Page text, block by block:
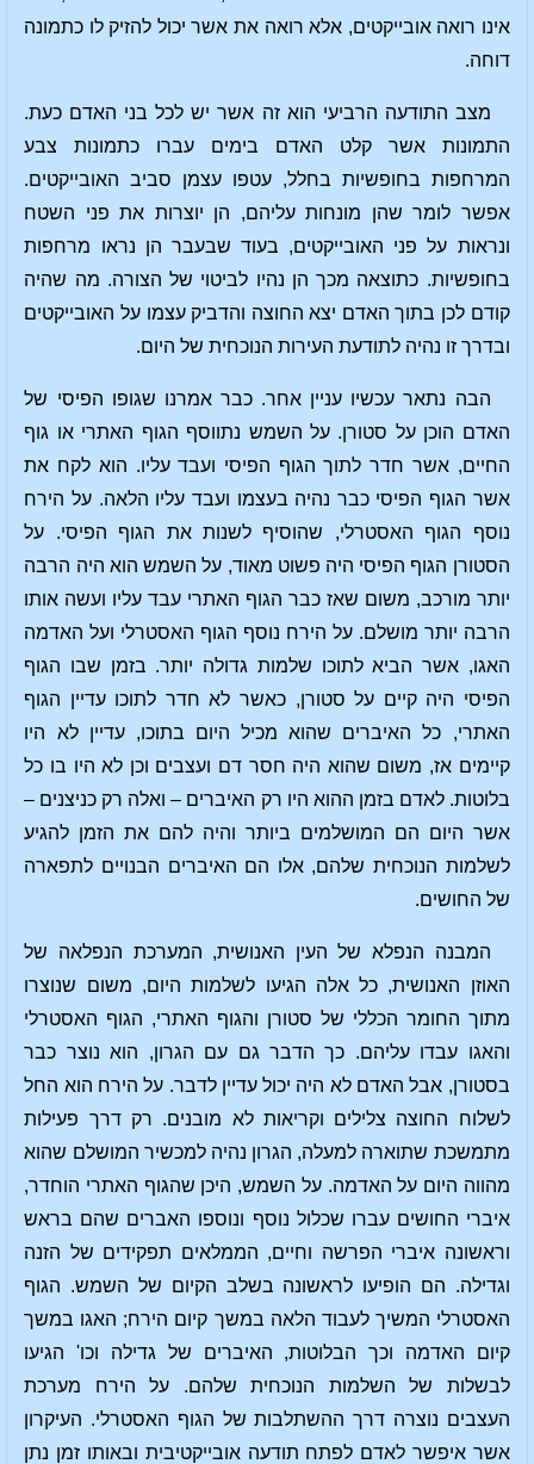
אינו רואה אובייקטים, אלא רואה את אשר יכול להזיק לו כתמונה
דוחה.
מצב התודעה הרביעי הוא זה אשר יש לכל בני האדם כעת.
התמונות אשר קלט האדם בימים עברו כתמונות צבע
המרחפות בחופשיות בחלל, עטפו עצמן סביב האובייקטים.
אפשר לומר שהן מונחות עליהם, הן יוצרות את פני השטח
ונראות על פני האובייקטים, בעוד שבעבר הן נראו מרחפות
בחופשיות. כתוצאה מכך הן נהיו לביטוי של הצורה. מה שהיה
קודם לכן בתוך האדם יצא החוצה והדביק עצמו על האובייקטים
ובדרך זו נהיה לתודעת העירות הנוכחית של היום.
הבה נתאר עכשיו עניין אחר. כבר אמרנו שגופו הפיסי של
האדם הוכן על סטורן. על השמש נתווסף הגוף האתרי או גוף
החיים, אשר חדר לתוך הגוף הפיסי ועבד עליו. הוא לקח את
אשר הגוף הפיסי כבר נהיה בעצמו ועבד עליו הלאה. על הירח
נוסף הגוף האסטרלי, שהוסיף לשנות את הגוף הפיסי. על
הסטורן הגוף הפיסי היה פשוט מאוד, על השמש הוא היה הרבה
יותר מורכב, משום שאז כבר הגוף האתרי עבד עליו ועשה אותו
הרבה יותר מושלם. על הירח נוסף הגוף האסטרלי ועל האדמה
האגו, אשר הביא לתוכו שלמות גדולה יותר. בזמן שבו הגוף
הפיסי היה קיים על סטורן, כאשר לא חדר לתוכו עדיין הגוף
האתרי, כל האיברים שהוא מכיל היום בתוכו, עדיין לא היו
קיימים אז, משום שהוא היה חסר דם ועצבים וכן לא היו בו כל
בלוטות. לאדם בזמן ההוא היו רק האיברים – ואלה רק כניצנים –
אשר היום הם המושלמים ביותר והיה להם את הזמן להגיע
לשלמות הנוכחית שלהם, אלו הם האיברים הבנויים לתפארה
של החושים.
המבנה הנפלא של העין האנושית, המערכת הנפלאה של
האוזן האנושית, כל אלה הגיעו לשלמות היום, משום שנוצרו
מתוך החומר הכללי של סטורן והגוף האתרי, הגוף האסטרלי
והאגו עבדו עליהם. כך הדבר גם עם הגרון, הוא נוצר כבר
בסטורן, אבל האדם לא היה יכול עדיין לדבר. על הירח הוא החל
לשלוח החוצה צלילים וקריאות לא מובנים. רק דרך פעילות
מתמשכת שתוארה למעלה, הגרון נהיה למכשיר המושלם שהוא
מהווה היום על האדמה. על השמש, היכן שהגוף האתרי הוחדר,
איברי החושים עברו שכלול נוסף ונוספו האברים שהם בראש
וראשונה איברי הפרשה וחיים, הממלאים תפקידים של הזנה
וגדילה. הם הופיעו לראשונה בשלב הקיום של השמש. הגוף
האסטרלי המשיך לעבוד הלאה במשך קיום הירח; האגו במשך
קיום האדמה וכך הבלוטות, האיברים של גדילה וכו' הגיעו
לבשלות של השלמות הנוכחית שלהם. על הירח מערכת
העצבים נוצרה דרך ההשתלבות של הגוף האסטרלי. העיקרון
אשר איפשר לאדם לפתח תודעה אובייקטיבית ובאותו זמן נתן